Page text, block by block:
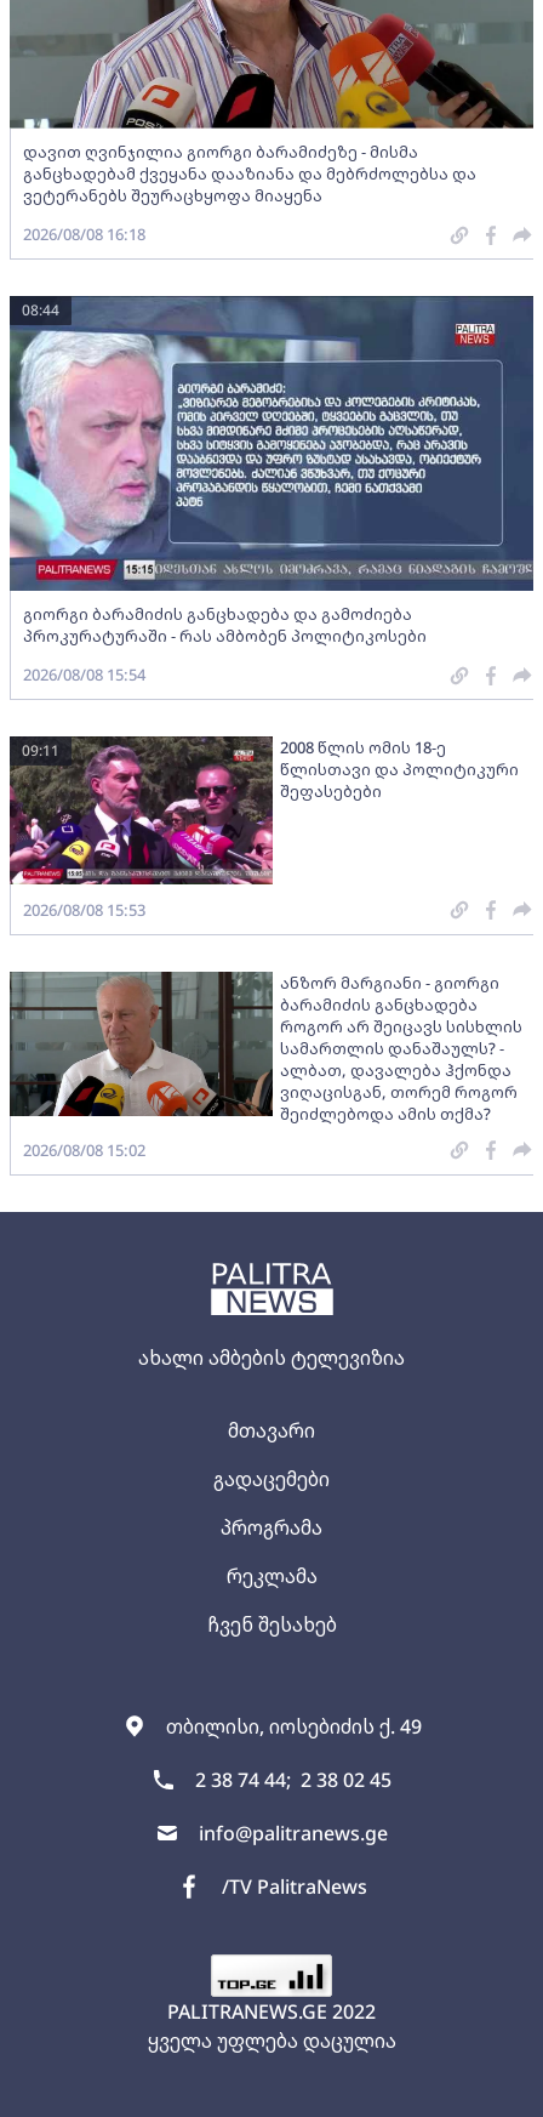
ახალი ამბების ტელევიზია
თბილისი, იოსებიძის ქ. 49
2 38 74 44; 2 38 02 45
info@palitranews.ge
/TV PalitraNews
მთავარი
გადაცემები
პროგრამა
რეკლამა
ჩვენ შესახებ
PALITRANEWS.GE 2022
ყველა უფლება დაცულია
დავით ღვინჯილია გიორგი ბარამიძეზე - მისმა
განცხადებამ ქვეყანა დააზიანა და მებრძოლებსა და
ვეტერანებს შეურაცხყოფა მიაყენა
2026/08/08 16:18
გიორგი ბარამიძის განცხადება და გამოძიება
პროკურატურაში - რას ამბობენ პოლიტიკოსები
08:44
2026/08/08 15:54
2008 წლის ომის 18-ე
წლისთავი და პოლიტიკური
შეფასებები
09:11
2026/08/08 15:53
ანზორ მარგიანი - გიორგი
ბარამიძის განცხადება
როგორ არ შეიცავს სისხლის
სამართლის დანაშაულს? -
ალბათ, დავალება ჰქონდა
ვიღაცისგან, თორემ როგორ
შეიძლებოდა ამის თქმა?
2026/08/08 15:02